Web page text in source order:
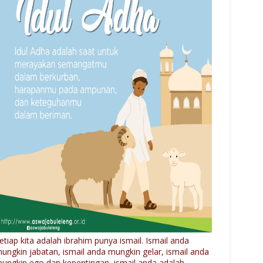
kita adalah ibrahim punya ismail. Ismail anda
jabatan, ismail anda mungkin gelar, ismail anda